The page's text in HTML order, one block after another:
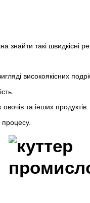
знайти такі швидкісні
високоякісних
та інших продуктів.